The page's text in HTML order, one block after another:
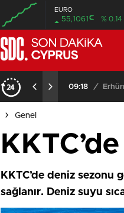
EURO
55,1061€ % 0.14
09:18 /
Genel
KKTC’de deniz sezonu
sağlanır. Deniz suyu